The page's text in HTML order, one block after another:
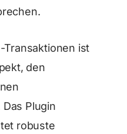
Transaktionen ist
den
Plugin
robuste